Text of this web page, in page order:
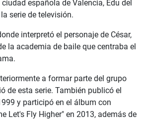
española de Valencia, Edu del
serie de televisión.
interpretó el personaje de César,
la academia de baile que centraba el
a formar parte del grupo
de esta serie. También publicó el
y participó en el álbum con
Let's Fly Higher" en 2013, además de